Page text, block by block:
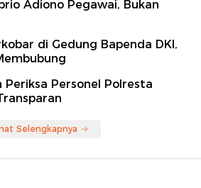
Adiono Pegawai, Bukan
di Gedung Bapenda DKI,
Periksa Personel Polresta
Selengkapnya